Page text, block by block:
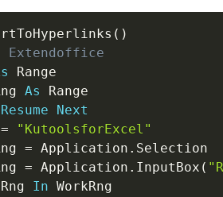
( )
Extendoffice
As
Resume
Next
=
"KutoolsforExcel"
= Application .
= Application . InputBox (
Rng In WorkRng